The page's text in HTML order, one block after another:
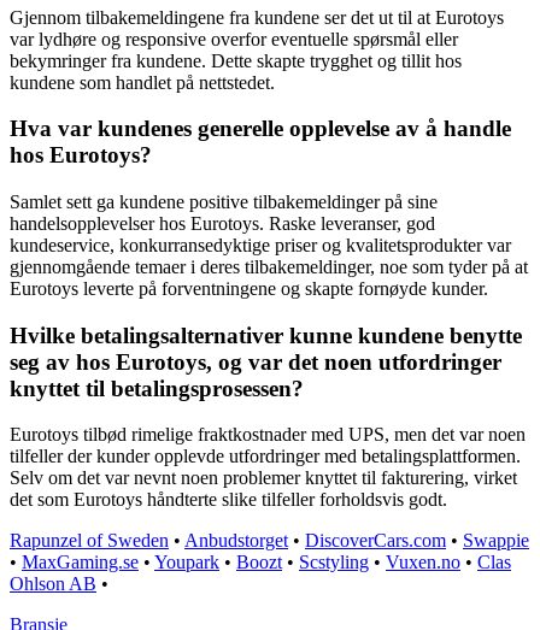
Gjennom tilbakemeldingene fra kundene ser det ut til at Eurotoys
var lydhøre og responsive overfor eventuelle spørsmål eller
bekymringer fra kundene. Dette skapte trygghet og tillit hos
kundene som handlet på nettstedet.
Hva var kundenes generelle opplevelse av å handle
hos Eurotoys?
Samlet sett ga kundene positive tilbakemeldinger på sine
handelsopplevelser hos Eurotoys. Raske leveranser, god
kundeservice, konkurransedyktige priser og kvalitetsprodukter var
gjennomgående temaer i deres tilbakemeldinger, noe som tyder på at
Eurotoys leverte på forventningene og skapte fornøyde kunder.
Hvilke betalingsalternativer kunne kundene benytte
seg av hos Eurotoys, og var det noen utfordringer
knyttet til betalingsprosessen?
Eurotoys tilbød rimelige fraktkostnader med UPS, men det var noen
tilfeller der kunder opplevde utfordringer med betalingsplattformen.
Selv om det var nevnt noen problemer knyttet til fakturering, virket
det som Eurotoys håndterte slike tilfeller forholdsvis godt.
Rapunzel of Sweden • Anbudstorget• DiscoverCars.com • Swappie
• MaxGaming.se • Youpark • Boozt• Scstyling • Vuxen.no • Clas
Ohlson AB •
Bransje